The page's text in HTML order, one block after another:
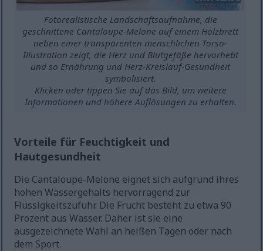
Fotorealistische Landschaftsaufnahme, die
geschnittene Cantaloupe-Melone auf einem Holzbrett
neben einer transparenten menschlichen Torso-
Illustration zeigt, die Herz und Blutgefäße hervorhebt
und so Ernährung und Herz-Kreislauf-Gesundheit
symbolisiert.
Klicken oder tippen Sie auf das Bild, um weitere
Informationen und höhere Auflösungen zu erhalten.
Vorteile für Feuchtigkeit und
Hautgesundheit
Die Cantaloupe-Melone eignet sich aufgrund ihres
hohen Wassergehalts hervorragend zur
Flüssigkeitszufuhr. Die Frucht besteht zu etwa 90
Prozent aus Wasser. Daher ist sie eine
ausgezeichnete Wahl an heißen Tagen oder nach
dem Sport.